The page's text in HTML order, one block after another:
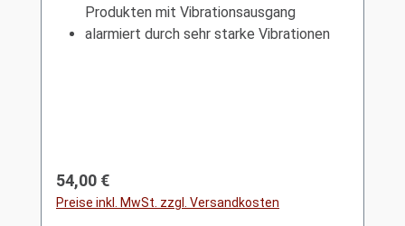
Produkten mit Vibrationsausgang
alarmiert durch sehr starke Vibrationen
Regulärer Preis:
54,00 €
Preise inkl. MwSt. zzgl. Versandkosten